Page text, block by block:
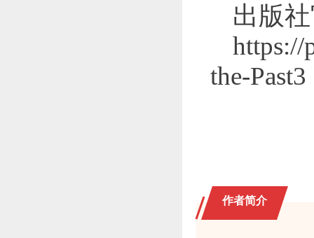
出版
https://
the-Past3
作者简介